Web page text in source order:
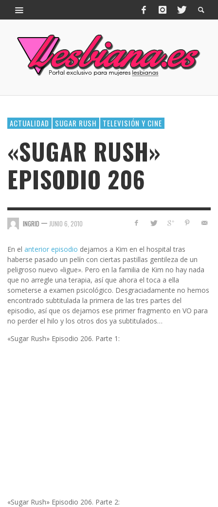
ACTUALIDAD SUGAR RUSH TELEVISIÓN Y CINE
«SUGAR RUSH»
EPISODIO 206
INGRID — JUNIO 6, 2010
En el anterior episodio dejamos a Kim en el hospital tras
haberse pasado un pelín con ciertas pastillas gentileza de un
peligroso nuevo «ligue». Pero en la familia de Kim no hay nada
que no arregle una terapia, así que ahora el toca a ella
someterse a examen psicológico. Desgraciadamente no hemos
encontrado subtitulada la primera de las tres partes del
episodio, así que os dejamos ese primer fragmento en VO para
no perder el hilo y los otros dos ya subtitulados…
«Sugar Rush» Episodio 206. Parte 1:
«Sugar Rush» Episodio 206. Parte 2: